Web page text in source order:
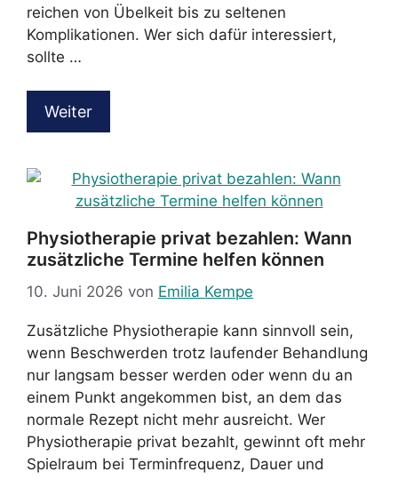
reichen von Übelkeit bis zu seltenen
Komplikationen. Wer sich dafür interessiert,
sollte …
Weiter
Physiotherapie privat bezahlen: Wann
zusätzliche Termine helfen können
10. Juni 2026 von Emilia Kempe
Zusätzliche Physiotherapie kann sinnvoll sein,
wenn Beschwerden trotz laufender Behandlung
nur langsam besser werden oder wenn du an
einem Punkt angekommen bist, an dem das
normale Rezept nicht mehr ausreicht. Wer
Physiotherapie privat bezahlt, gewinnt oft mehr
Spielraum bei Terminfrequenz, Dauer und